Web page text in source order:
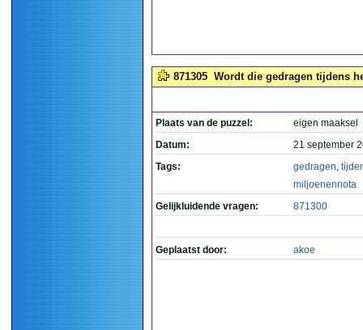
871305 Wordt die gedragen tijdens
Plaats van de puzzel:
eigen maaksel
Datum:
21 september
Tags:
gedragen,
miljoenennota
Gelijkluidende vragen:
871300
Geplaatst door: akoe